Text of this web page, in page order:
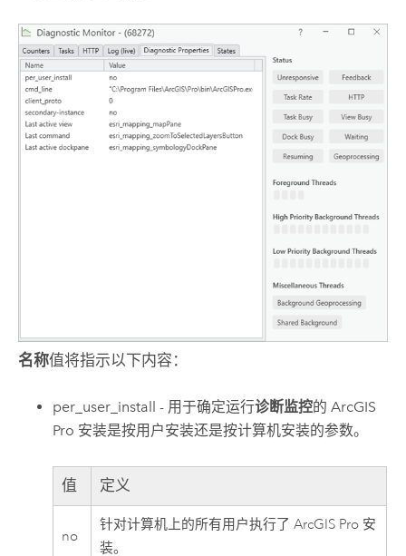
名称值将指示以下内容：
per_user_install - 用于确定运行诊断监控的ArcGIS
Pro 安装是按用户安装还是按计算机安装的参数。
值 定义
no
针对计算机上的所有用户执行了ArcGIS Pro 安
装。